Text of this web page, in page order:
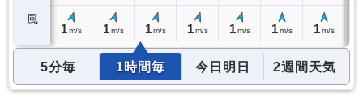
風
1 m/s 1 m/s 1 m/s 1 m/s 1 m/s 1 m/s 1 m/s
5分毎 1時間毎 今日明日 2週間天気